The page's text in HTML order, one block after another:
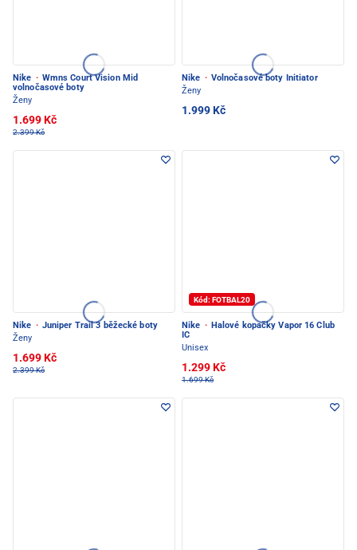
Nike · Wmns Court Vision Mid
volnočasové boty
Ženy
1.699 Kč
2.399 Kč
Nike · Volnočasové boty Initiator
Ženy
1.999 Kč
Nike · Juniper Trail 3 běžecké boty
Ženy
1.699 Kč
2.399 Kč
Kód: FOTBAL20
Nike · Halové kopačky Vapor 16 Club
IC
Unisex
1.299 Kč
1.699 Kč